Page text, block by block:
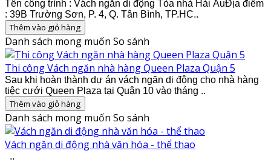
Tên công trình : Vách ngăn di động Tòa nhà Hải ÂuĐịa điểm
: 39B Trường Sơn, P. 4, Q. Tân Bình, TP.HC..
Thêm vào giỏ hàng
Danh sách mong muốn So sánh
Thi công Vách ngăn nhà hàng Queen Plaza Quận 5
Sau khi hoàn thành dự án vách ngăn di động cho nhà hàng
tiệc cưới Queen Plaza tại Quận 10 vào tháng ..
Thêm vào giỏ hàng
Danh sách mong muốn So sánh
Vách ngăn di động nhà văn hóa - thể thao
..